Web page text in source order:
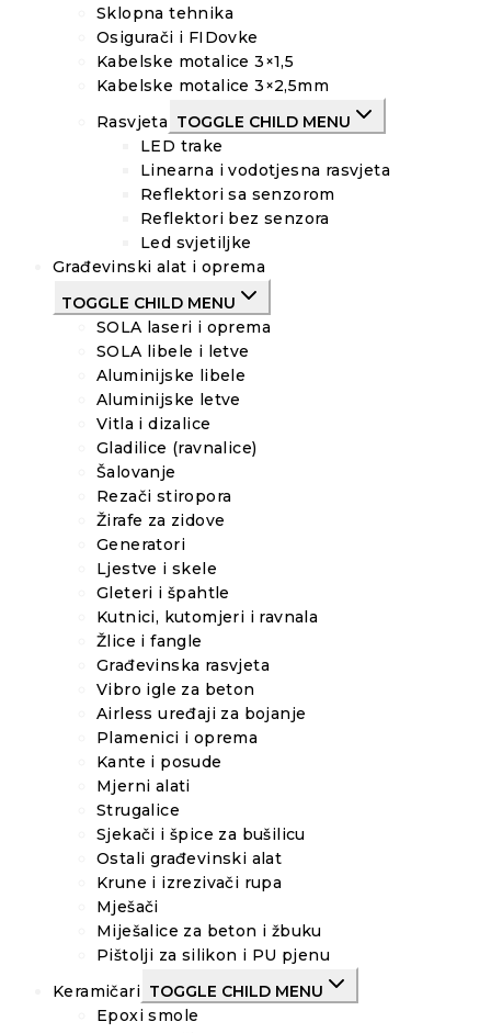
Sklopna tehnika
Osigurači i FIDovke
Kabelske motalice 3×1,5
Kabelske motalice 3×2,5mm
Rasvjeta TOGGLE CHILD MENU
LED trake
Linearna i vodotjesna rasvjeta
Reflektori sa senzorom
Reflektori bez senzora
Led svjetiljke
Građevinski alat i oprema
TOGGLE CHILD MENU
SOLA laseri i oprema
SOLA libele i letve
Aluminijske libele
Aluminijske letve
Vitla i dizalice
Gladilice (ravnalice)
Šalovanje
Rezači stiropora
Žirafe za zidove
Generatori
Ljestve i skele
Gleteri i špahtle
Kutnici, kutomjeri i ravnala
Žlice i fangle
Građevinska rasvjeta
Vibro igle za beton
Airless uređaji za bojanje
Plamenici i oprema
Kante i posude
Mjerni alati
Strugalice
Sjekači i špice za bušilicu
Ostali građevinski alat
Krune i izrezivači rupa
Mješači
Miješalice za beton i žbuku
Pištolji za silikon i PU pjenu
Keramičari TOGGLE CHILD MENU
Epoxi smole